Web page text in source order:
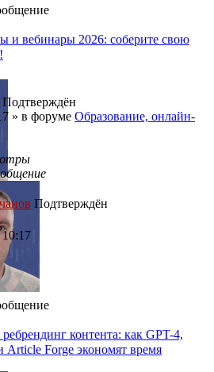
и вебинары 2026: соберите свою
Подтверждён
» в форуме Образование, онлайн-
Подтверждён
контента: как GPT-4,
Article Forge экономят время